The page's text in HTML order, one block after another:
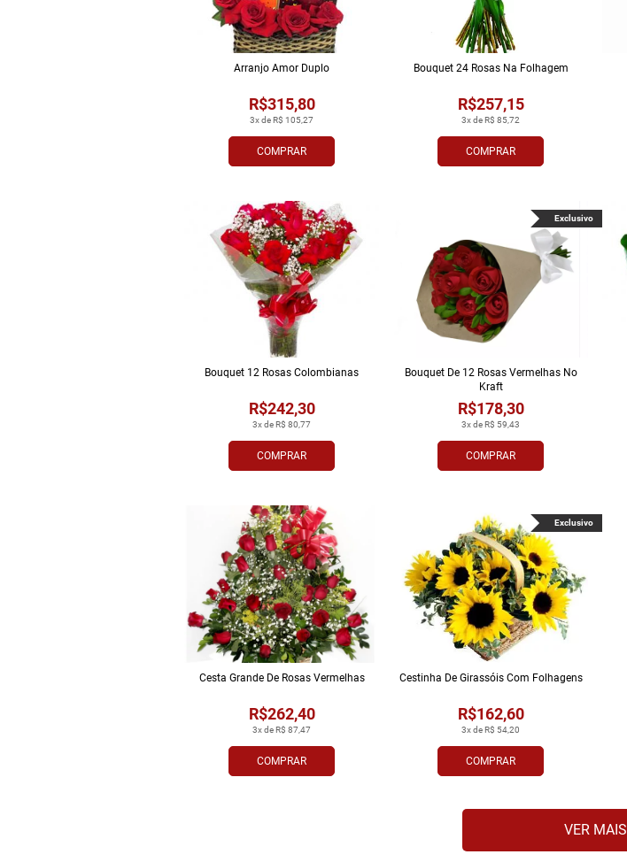
COMPRAR
3x de R$ 105,27
R$315,80
Arranjo Amor Duplo
COMPRAR
3x de R$ 85,72
R$257,15
Bouquet 24 Rosas Na Folhagem
COMPRAR
3x de R$ 80,77
R$242,30
Bouquet 12 Rosas Colombianas
COMPRAR
3x de R$ 59,43
R$178,30
Bouquet De 12 Rosas Vermelhas No
Kraft
Exclusivo
COMPRAR
3x de R$ 87,47
R$262,40
Cesta Grande De Rosas Vermelhas
COMPRAR
3x de R$ 54,20
R$162,60
Cestinha De Girassóis Com Folhagens
Exclusivo
VER MAIS